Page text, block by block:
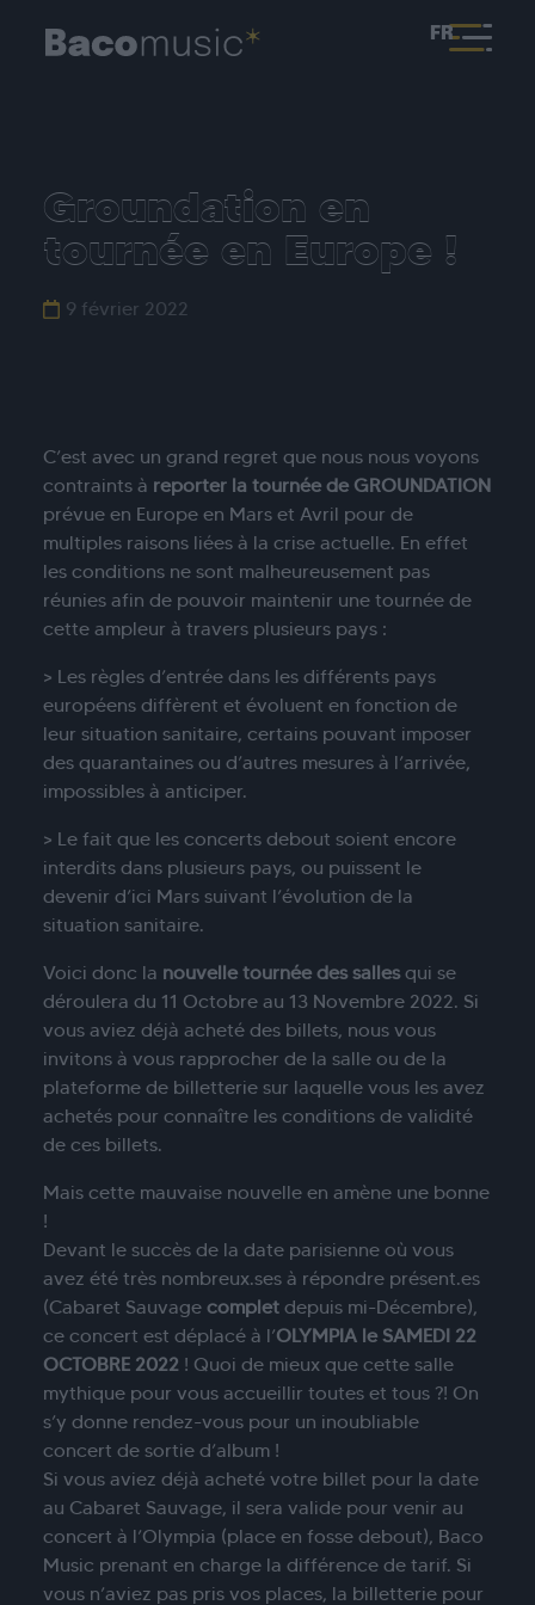
FR
Groundation en
tournée en Europe !
9 février 2022
C’est avec un grand regret que nous nous voyons
contraints à reporter la tournée de GROUNDATION
prévue en Europe en Mars et Avril pour de
multiples raisons liées à la crise actuelle. En effet
les conditions ne sont malheureusement pas
réunies afin de pouvoir maintenir une tournée de
cette ampleur à travers plusieurs pays :
> Les règles d’entrée dans les différents pays
européens diffèrent et évoluent en fonction de
leur situation sanitaire, certains pouvant imposer
des quarantaines ou d’autres mesures à l’arrivée,
impossibles à anticiper.
> Le fait que les concerts debout soient encore
interdits dans plusieurs pays, ou puissent le
devenir d’ici Mars suivant l’évolution de la
situation sanitaire.
Voici donc la nouvelle tournée des sallesqui se
déroulera du 11 Octobre au 13 Novembre 2022. Si
vous aviez déjà acheté des billets, nous vous
invitons à vous rapprocher de la salle ou de la
plateforme de billetterie sur laquelle vous les avez
achetés pour connaître les conditions de validité
de ces billets.
Mais cette mauvaise nouvelle en amène une bonne
!
Devant le succès de la date parisienne où vous
avez été très nombreux.ses à répondre présent.es
(Cabaret Sauvage completdepuis mi-Décembre),
ce concert est déplacé à l’OLYMPIA le SAMEDI 22
OCTOBRE 2022! Quoi de mieux que cette salle
mythique pour vous accueillir toutes et tous ?! On
s’y donne rendez-vous pour un inoubliable
concert de sortie d’album !
Si vous aviez déjà acheté votre billet pour la date
au Cabaret Sauvage, il sera valide pour venir au
concert à l’Olympia (place en fosse debout), Baco
Music prenant en charge la différence de tarif. Si
vous n’aviez pas pris vos places, la billetterie pour